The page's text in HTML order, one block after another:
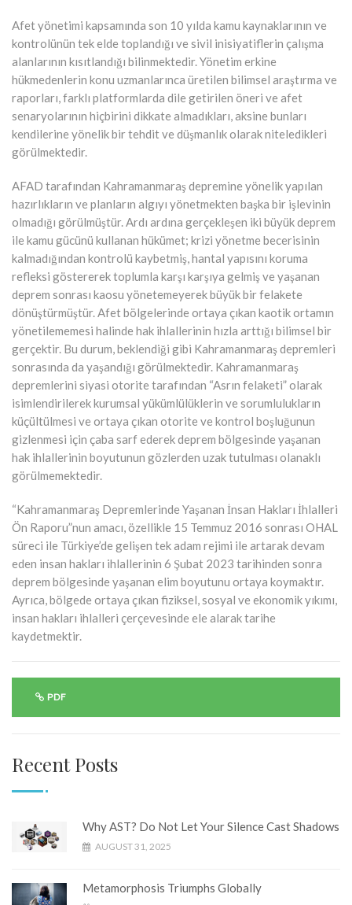
Afet yönetimi kapsamında son 10 yılda kamu kaynaklarının ve
kontrolünün tek elde toplandığı ve sivil inisiyatiflerin çalışma
alanlarının kısıtlandığı bilinmektedir. Yönetim erkine
hükmedenlerin konu uzmanlarınca üretilen bilimsel araştırma ve
raporları, farklı platformlarda dile getirilen öneri ve afet
senaryolarının hiçbirini dikkate almadıkları, aksine bunları
kendilerine yönelik bir tehdit ve düşmanlık olarak niteledikleri
görülmektedir.
AFAD tarafından Kahramanmaraş depremine yönelik yapılan
hazırlıkların ve planların algıyı yönetmekten başka bir işlevinin
olmadığı görülmüştür. Ardı ardına gerçekleşen iki büyük deprem
ile kamu gücünü kullanan hükümet; krizi yönetme becerisinin
kalmadığından kontrolü kaybetmiş, hantal yapısını koruma
refleksi göstererek toplumla karşı karşıya gelmiş ve yaşanan
deprem sonrası kaosu yönetemeyerek büyük bir felakete
dönüştürmüştür. Afet bölgelerinde ortaya çıkan kaotik ortamın
yönetilememesi halinde hak ihlallerinin hızla arttığı bilimsel bir
gerçektir. Bu durum, beklendiği gibi Kahramanmaraş depremleri
sonrasında da yaşandığı görülmektedir. Kahramanmaraş
depremlerini siyasi otorite tarafından “Asrın felaketi” olarak
isimlendirilerek kurumsal yükümlülüklerin ve sorumlulukların
küçültülmesi ve ortaya çıkan otorite ve kontrol boşluğunun
gizlenmesi için çaba sarf ederek deprem bölgesinde yaşanan
hak ihlallerinin boyutunun gözlerden uzak tutulması olanaklı
görülmemektedir.
“Kahramanmaraş Depremlerinde Yaşanan İnsan Hakları İhlalleri
Ön Raporu”nun amacı, özellikle 15 Temmuz 2016 sonrası OHAL
süreci ile Türkiye’de gelişen tek adam rejimi ile artarak devam
eden insan hakları ihlallerinin 6 Şubat 2023 tarihinden sonra
deprem bölgesinde yaşanan elim boyutunu ortaya koymaktır.
Ayrıca, bölgede ortaya çıkan fiziksel, sosyal ve ekonomik yıkımı,
insan hakları ihlalleri çerçevesinde ele alarak tarihe
kaydetmektir.
PDF
Recent Posts
Why AST? Do Not Let Your Silence Cast Shadows
AUGUST 31, 2025
Metamorphosis Triumphs Globally